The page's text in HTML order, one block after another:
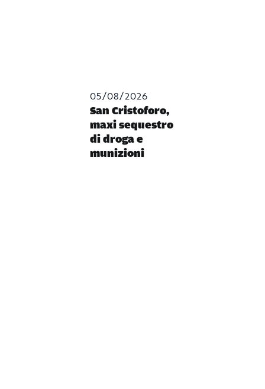
05/08/2026
San Cristoforo,
maxi sequestro
di droga e
munizioni